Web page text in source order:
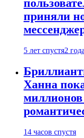
приняли
5 лет спустя2
Ханна
миллионов
14 часов спустя